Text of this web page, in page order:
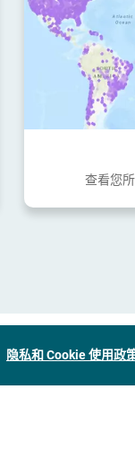
查看您
隐私和 Cookie 使用政